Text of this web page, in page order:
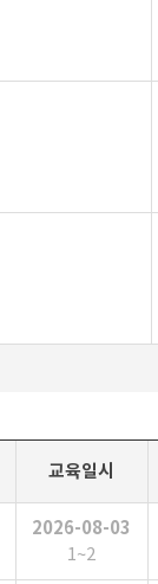
교육일시
2026-08-03
1~2